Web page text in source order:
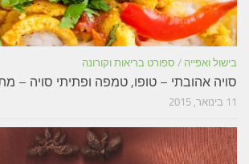
בישול ואפייה / ספורט בריאות וקורונה
סויה אהובתי – טופו, טמפה ופתיתי סויה –
11 בינואר, 2015